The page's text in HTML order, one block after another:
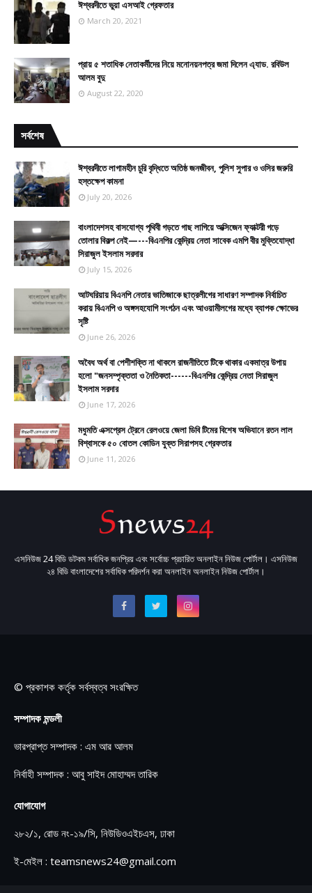
ঈশ্বরদীতে ভুয়া এসআই গ্রেফতার
March 20, 2021
প্রায় ৫ শতাধিক নেতাকর্মীদের নিয়ে মনোনয়নপত্র জমা দিলেন এ্যাড. রবিউল
আলম বুদু
August 22, 2020
সর্বশেষ
ঈশ্বরদীতে লাগামহীন চুরি বৃদ্ধিতে অতিষ্ঠ জনজীবন, পুলিশ সুপার ও ওসির জরুরি
হস্তক্ষেপ কামনা
July 20, 2026
বাংলাদেশসহ বাসযোগ্য পৃথিবী গড়তে গাছ লাগিয়ে অক্সিজেন ফ্যাক্টরী গড়ে
তোলার বিকল্প নেই—---বিএনপির কেন্দ্রিয় নেতা সাবেক এমপি বীর মুক্তিযোদ্ধা
সিরাজুল ইসলাম সরদার
July 15, 2026
আটঘরিয়ায় বিএনপি নেতার ভাতিজাকে ছাত্রলীগের সাধারণ সম্পাদক নির্বাচিত
করায় বিএনপি ও অঙ্গসহযোগি সংগঠন এবং আওয়ামীলগের মধ্যে ব্যাপক ক্ষোভের
সৃষ্টি
June 26, 2026
​​অবৈধ অর্থ বা পেশীশক্তি না থাকলে রাজনীতিতে টিকে থাকার একমাত্র উপায়
হলো "জনসম্পৃক্ততা ও নৈতিকতা------বিএনপির কেন্দ্রিয় নেতা সিরাজুল
ইসলাম সরদার
June 17, 2026
মধুমতি এক্সপ্রেস ট্রেনে রেলওয়ে জেলা ডিবি টিমের বিশেষ অভিযানে রতন লাল
বিশ্বাসকে ৫০ বোতল কোডিন যুক্ত সিরাপসহ গ্রেফতার
June 11, 2026
এসনিউজ 24 বিডি ডটকম সর্বাধিক জনপ্রিয় এবং সর্বোচ্চ প্রচারিত অনলাইন নিউজ পোর্টাল। এসনিউজ
২৪ বিডি বাংলাদেশের সর্বাধিক পরিদর্শন করা অনলাইন অনলাইন নিউজ পোর্টাল।
© প্রকাশক কর্তৃক সর্বস্বত্ব সংরক্ষিত
সম্পাদক মন্ডলী
ভারপ্রাপ্ত সম্পাদক : এম আর আলম
নির্বাহী সম্পাদক : আবু সাইদ মোহাম্মদ তারিক
যোগাযোগ
২৮২/১, রোড নং-১৯/সি, নিউডিওএইচএস, ঢাকা
ই-মেইল : teamsnews24@gmail.com